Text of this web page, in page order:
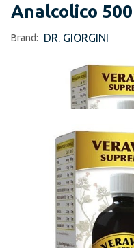
Analcolico
Brand: DR. GIORGINI